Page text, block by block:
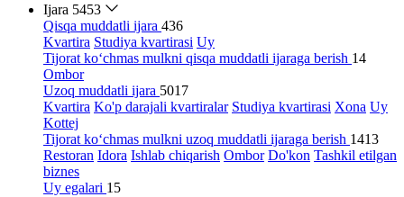
Ijara 5453
Qisqa muddatli ijara 436
Kvartira Studiya kvartirasi Uy
Tijorat ko‘chmas mulkni qisqa muddatli ijaraga berish 14
Ombor
Uzoq muddatli ijara 5017
Kvartira Ko'p darajali kvartiralar Studiya kvartirasi Xona Uy
Kottej
Tijorat ko‘chmas mulkni uzoq muddatli ijaraga berish 1413
Restoran Idora Ishlab chiqarish Ombor Do'kon Tashkil etilgan
biznes
Uy egalari 15